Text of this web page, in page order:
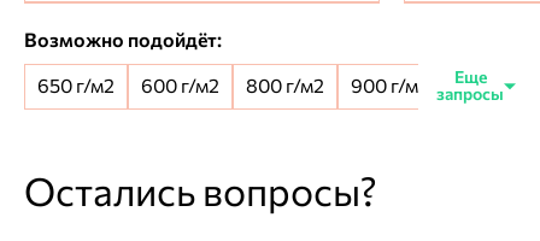
Возможно подойдёт:
650 г/м2
600 г/м2 800 г/м2 900 г/м2 650+100
Остались вопросы?